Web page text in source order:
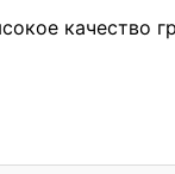
качество